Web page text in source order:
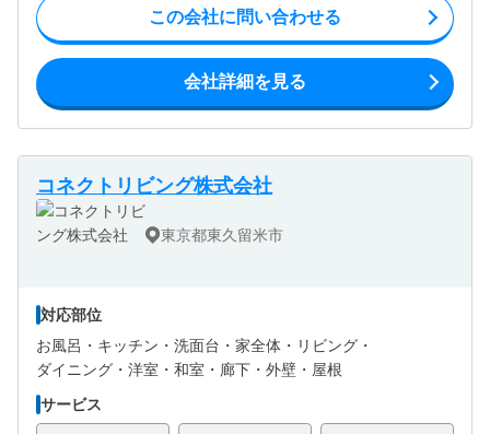
この会社に問い合わせる
会社詳細を見る
コネクトリビング株式会社
東京都東久留米市
対応部位
お風呂・ キッチン・ 洗面台・ 家全体・ リビング・
ダイニング・ 洋室・ 和室・ 廊下・ 外壁・ 屋根
サービス